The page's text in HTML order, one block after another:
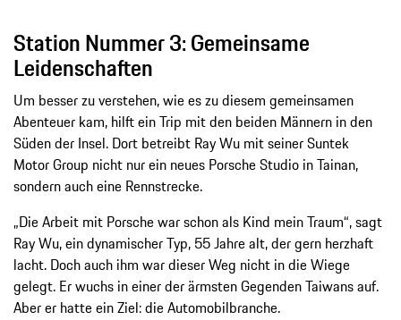
Station Nummer 3: Gemeinsame
Leidenschaften
Um besser zu verstehen, wie es zu diesem gemeinsamen
Abenteuer kam, hilft ein Trip mit den beiden Männern in den
Süden der Insel. Dort betreibt Ray Wu mit seiner Suntek
Motor Group nicht nur ein neues Porsche Studio in Tainan,
sondern auch eine Rennstrecke.
„Die Arbeit mit Porsche war schon als Kind mein Traum“, sagt
Ray Wu, ein dynamischer Typ, 55 Jahre alt, der gern herzhaft
lacht. Doch auch ihm war dieser Weg nicht in die Wiege
gelegt. Er wuchs in einer der ärmsten Gegenden Taiwans auf.
Aber er hatte ein Ziel: die Automobilbranche.